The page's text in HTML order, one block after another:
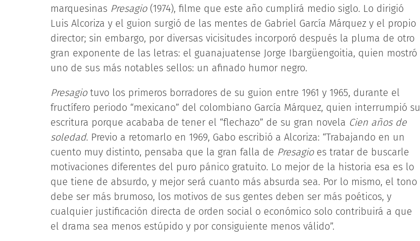
marquesinas Presagio (1974), filme que este año cumplirá medio siglo. Lo dirigió
Luis Alcoriza y el guion surgió de las mentes de Gabriel García Márquez y el propio
director; sin embargo, por diversas vicisitudes incorporó después la pluma de otro
gran exponente de las letras: el guanajuatense Jorge Ibargüengoitia, quien mostró
uno de sus más notables sellos: un afinado humor negro.
Presagio tuvo los primeros borradores de su guion entre 1961 y 1965, durante el
fructífero periodo “mexicano” del colombiano García Márquez, quien interrumpió su
escritura porque acababa de tener el “flechazo” de su gran novela Cien años de
soledad. Previo a retomarlo en 1969, Gabo escribió a Alcoriza: “Trabajando en un
cuento muy distinto, pensaba que la gran falla de Presagio es tratar de buscarle
motivaciones diferentes del puro pánico gratuito. Lo mejor de la historia esa es lo
que tiene de absurdo, y mejor será cuanto más absurda sea. Por lo mismo, el tono
debe ser más brumoso, los motivos de sus gentes deben ser más poéticos, y
cualquier justificación directa de orden social o económico solo contribuirá a que
el drama sea menos estúpido y por consiguiente menos válido”.